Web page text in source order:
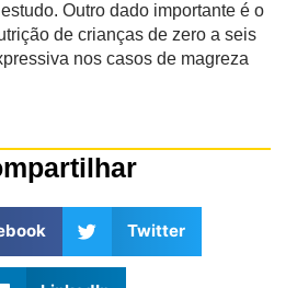
Outro dado importante é o
de crianças de zero a seis
nos casos de magreza
Twitter